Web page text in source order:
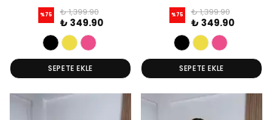
%75 ₺ 1,399.90
₺ 349.90
SEPETE EKLE
%75 ₺ 1,399.90
₺ 349.90
SEPETE EKLE